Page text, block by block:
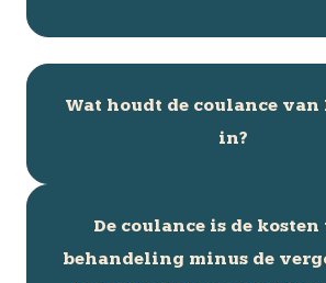
Wat houdt de coulance van
in?
De coulance is de kosten
behandeling minus de